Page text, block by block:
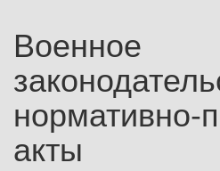
Военное
нормативно-
акты